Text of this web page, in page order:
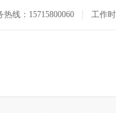
工作
热线：15715800060